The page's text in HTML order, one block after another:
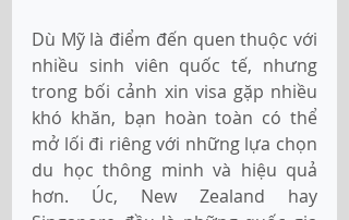
Dù Mỹ là điểm đến quen thuộc với
nhiều sinh viên quốc tế, nhưng
trong bối cảnh xin visa gặp nhiều
khó khăn, bạn hoàn toàn có thể
mở lối đi riêng với những lựa chọn
du học thông minh và hiệu quả
hơn. Úc, New Zealand hay